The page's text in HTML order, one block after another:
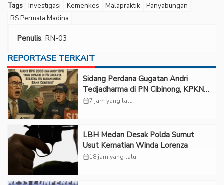
Tags Investigasi Kemenkes Malapraktik
Panyabungan
RS Permata Madina
Penulis: RN-03
REPORTASE TERKAIT
Sidang Perdana Gugatan Andri
Tedjadharma di PN Cibinong, KPKNL
dan PUPN Mangkir
calendar_month7 jam yang lalu
LBH Medan Desak Polda Sumut
Usut Kematian Winda Lorenza
calendar_month18 jam yang lalu